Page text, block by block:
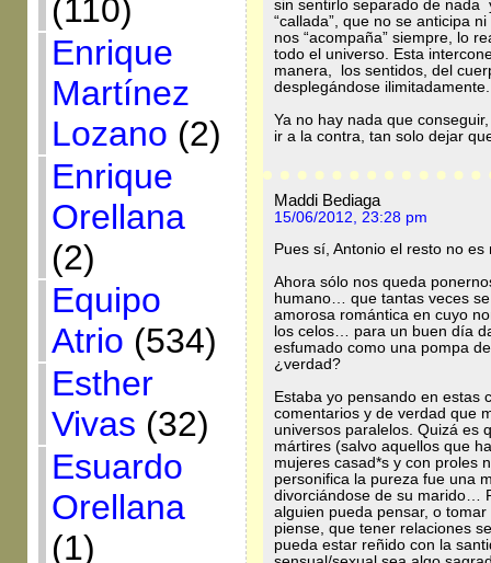
(110)
Enrique
Martínez
Lozano (2)
Enrique
Orellana
(2)
Equipo
Atrio (534)
Esther
Vivas (32)
Esuardo
Orellana
(1)
sin sentirlo separado de nada
“callada”, que no se anticipa
nos “acompaña” siempre, lo
todo el universo. Esta
manera, los sentidos, del
desplegándose ilimitadamente.
Ya no hay nada que
ir a la contra, tan solo dejar
Maddi Bediaga
15/06/2012, 23:28 pm
Pues sí, Antonio el resto no
Ahora sólo nos queda
humano… que tantas veces
amorosa romántica en cuyo
los celos… para un buen día
esfumado como una pompa
¿verdad?
Estaba yo pensando en estas
comentarios y de verdad que
universos paralelos. Quizá es
mártires (salvo aquellos que
mujeres casad*s y con proles
personifica la pureza fue una
divorciándose de su marido…
alguien pueda pensar, o
piense, que tener relaciones
pueda estar reñido con la